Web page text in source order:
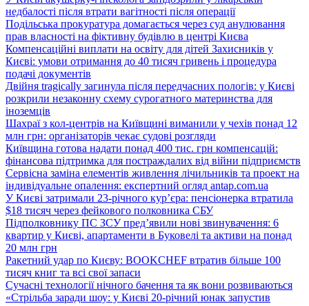
недбалості після втрати вагітності після операції
Подільська прокуратура домагається через суд анулювання
прав власності на фіктивну будівлю в центрі Києва
Компенсаційні виплати на освіту для дітей Захисників у
Києві: умови отримання до 40 тисяч гривень і процедура
подачі документів
Двійня tragically загинула після передчасних пологів: у Києві
розкрили незаконну схему сурогатного материнства для
іноземців
Шахраї з кол-центрів на Київщині виманили у чехів понад 12
млн грн: організаторів чекає судові розгляди
Київщина готова надати понад 400 тис. грн компенсацій:
фінансова підтримка для постраждалих від війни підприємств
Сервісна заміна елементів живлення лічильників та проект на
індивідуальне опалення: експертний огляд antap.com.ua
У Києві затримали 23-річного кур’єра: пенсіонерка втратила
$18 тисяч через фейкового полковника СБУ
Підполковнику ПС ЗСУ пред’явили нові звинувачення: 6
квартир у Києві, апартаменти в Буковелі та активи на понад
20 млн грн
Ракетний удар по Києву: BOOKCHEF втратив більше 100
тисяч книг та всі свої запаси
Сучасні технології нічного бачення та як вони розвиваються
«Стрільба заради шоу: у Києві 20-річний юнак запустив